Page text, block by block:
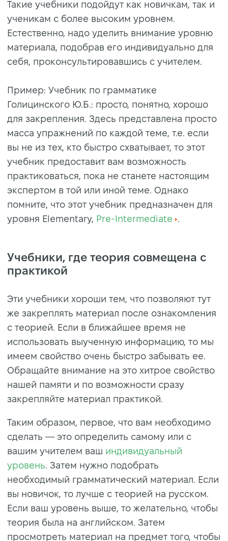
Такие учебники подойдут как новичкам, так и
ученикам с более высоким уровнем.
Естественно, надо уделить внимание уровню
материала, подобрав его индивидуально для
себя, проконсультировавшись с учителем.
Пример: Учебник по грамматике
Голицинского Ю.Б.: просто, понятно, хорошо
для закрепления. Здесь представлена просто
масса упражнений по каждой теме, т.е. если
вы не из тех, кто быстро схватывает, то этот
учебник предоставит вам возможность
практиковаться, пока не станете настоящим
экспертом в той или иной теме. Однако
помните, что этот учебник предназначен для
уровня Elementary, Pre-Intermediate .
Учебники, где теория совмещена с
практикой
Эти учебники хороши тем, что позволяют тут
же закреплять материал после ознакомления
с теорией. Если в ближайшее время не
использовать выученную информацию, то мы
имеем свойство очень быстро забывать ее.
Обращайте внимание на это хитрое свойство
нашей памяти и по возможности сразу
закрепляйте материал практикой.
Таким образом, первое, что вам необходимо
сделать — это определить самому или с
вашим учителем ваш индивидуальный
уровень. Затем нужно подобрать
необходимый грамматический материал. Если
вы новичок, то лучше с теорией на русском.
Если ваш уровень выше, то желательно, чтобы
теория была на английском. Затем
просмотреть материал на предмет того, чтобы